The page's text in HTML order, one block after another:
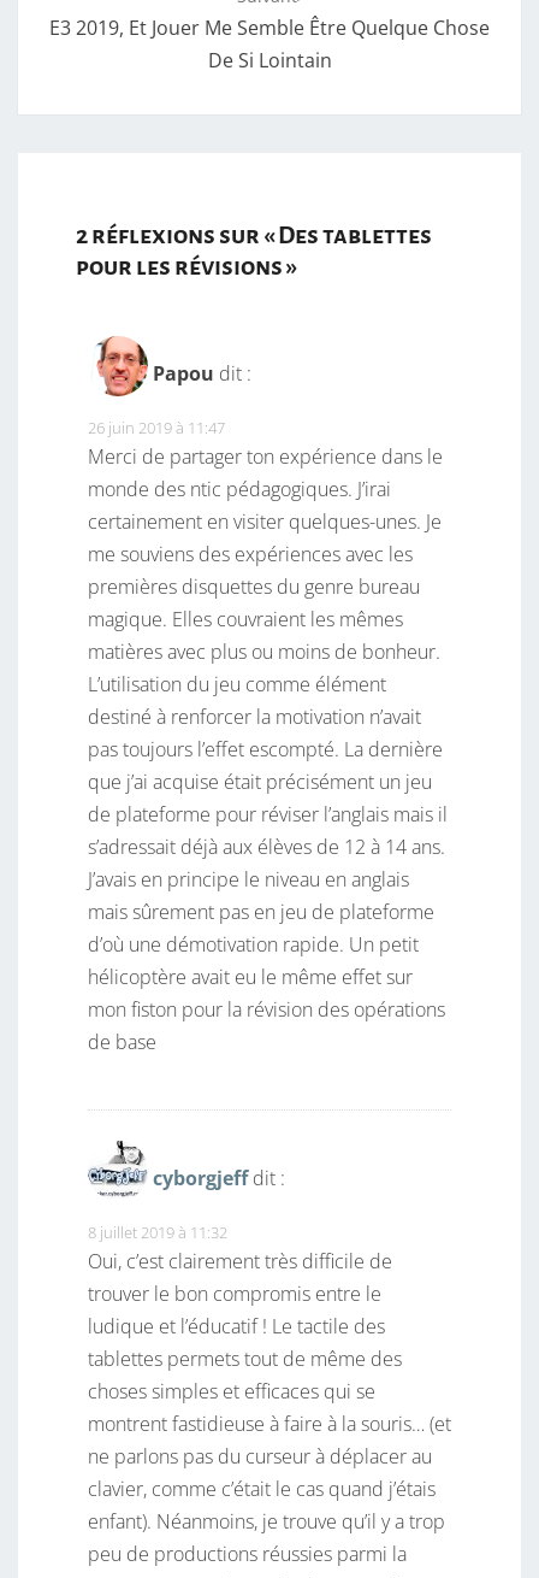
E3 2019, Et Jouer Me Semble Être Quelque Chose
De Si Lointain
2 réflexions sur «Des tablettes
pour les révisions»
Papou dit :
26 juin 2019 à 11:47
Merci de partager ton expérience dans le
monde des ntic pédagogiques. J’irai
certainement en visiter quelques-unes. Je
me souviens des expériences avec les
premières disquettes du genre bureau
magique. Elles couvraient les mêmes
matières avec plus ou moins de bonheur.
L’utilisation du jeu comme élément
destiné à renforcer la motivation n’avait
pas toujours l’effet escompté. La dernière
que j’ai acquise était précisément un jeu
de plateforme pour réviser l’anglais mais il
s’adressait déjà aux élèves de 12 à 14 ans.
J’avais en principe le niveau en anglais
mais sûrement pas en jeu de plateforme
d’où une démotivation rapide. Un petit
hélicoptère avait eu le même effet sur
mon fiston pour la révision des opérations
de base
cyborgjeff dit :
8 juillet 2019 à 11:32
Oui, c’est clairement très difficile de
trouver le bon compromis entre le
ludique et l’éducatif ! Le tactile des
tablettes permets tout de même des
choses simples et efficaces qui se
montrent fastidieuse à faire à la souris… (et
ne parlons pas du curseur à déplacer au
clavier, comme c’était le cas quand j’étais
enfant). Néanmoins, je trouve qu’il y a trop
peu de productions réussies parmi la